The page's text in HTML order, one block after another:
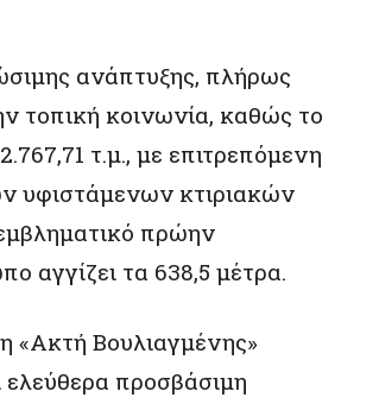
ανάπτυξης, πλήρως
τοπική κοινωνία, καθώς το
τ.μ., με επιτρεπόμενη
υφιστάμενων κτιριακών
πρώην
αγγίζει τα 638,5 μέτρα.
«Ακτή Βουλιαγμένης»
προσβάσιμη